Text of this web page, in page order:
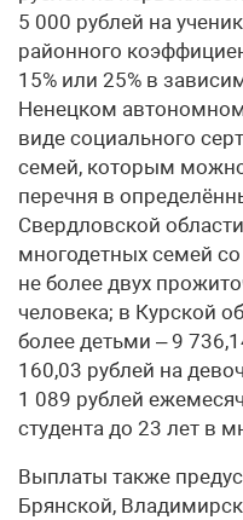
5 000 рублей на
районного
15% или 25% в
Ненецком
виде социального
семей, которым
перечня в
Свердловской
многодетных семей
не более двух
человека; в Курской
более детьми – 9
160,03 рублей на
1 089 рублей
студента до 23 лет в
Выплаты также
Брянской,